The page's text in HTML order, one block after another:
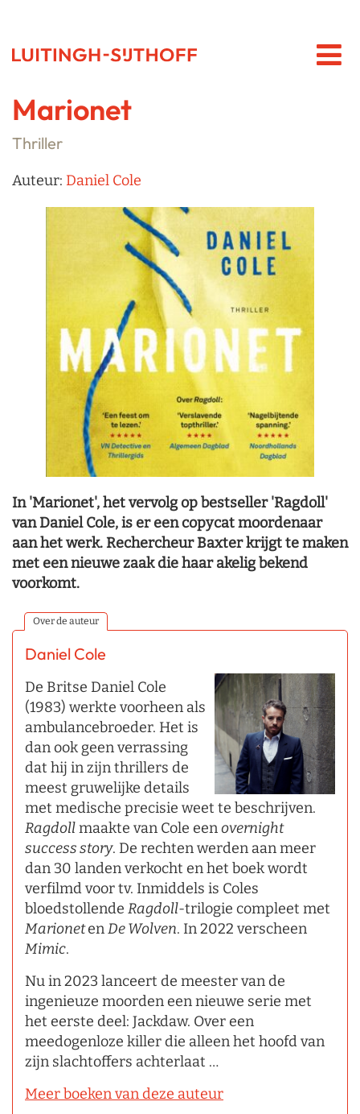
Marionet
Thriller
Auteur: Daniel Cole
In 'Marionet', het vervolg op bestseller 'Ragdoll'
van Daniel Cole, is er een copycat moordenaar
aan het werk. Rechercheur Baxter krijgt te maken
met een nieuwe zaak die haar akelig bekend
voorkomt.
Over de auteur
Daniel Cole
De Britse Daniel Cole
(1983) werkte voorheen als
ambulancebroeder. Het is
dan ook geen verrassing
dat hij in zijn thrillers de
meest gruwelijke details
met medische precisie weet te beschrijven.
Ragdollmaakte van Cole eenovernight
success story. De rechten werden aan meer
dan 30 landen verkocht en het boek wordt
verfilmd voor tv. Inmiddels is Coles
bloedstollende Ragdoll-trilogie compleet met
MarionetenDe Wolven. In 2022 verscheen
Mimic.
Nu in 2023 lanceert de meester van de
ingenieuze moorden een nieuwe serie met
het eerste deel: Jackdaw. Over een
meedogenloze killer die alleen het hoofd van
zijn slachtoffers achterlaat …
Meer boeken van deze auteur